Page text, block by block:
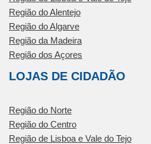
Região do Alentejo
Região do Algarve
Região da Madeira
Região dos Açores
LOJAS DE CIDADÃO
Região do Norte
Região do Centro
Região de Lisboa e Vale do Tejo